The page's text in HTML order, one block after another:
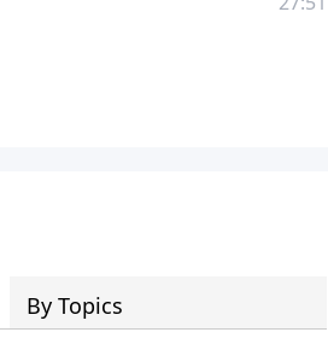
By Topics